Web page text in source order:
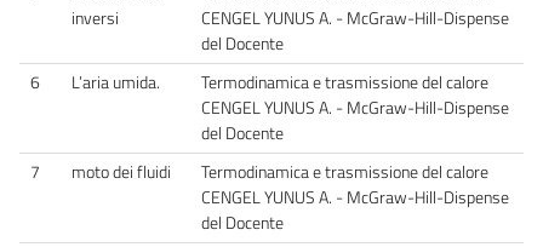
inversi
CENGEL YUNUS A. - McGraw-Hill-Dispense
del Docente
6
L’aria umida.
Termodinamica e trasmissione del calore
CENGEL YUNUS A. - McGraw-Hill-Dispense
del Docente
7
moto dei fluidi
Termodinamica e trasmissione del calore
CENGEL YUNUS A. - McGraw-Hill-Dispense
del Docente